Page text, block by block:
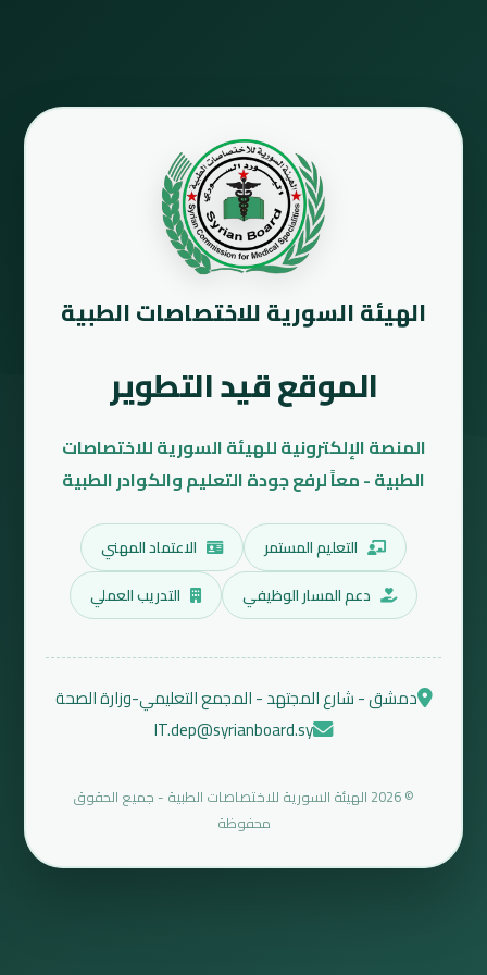
الهيئة السورية للاختصاصات الطبية
الموقع قيد التطوير
المنصة الإلكترونية للهيئة السورية للاختصاصات
الطبية - معاً لرفع جودة التعليم والكوادر الطبية
التعليم المستمر
الاعتماد المهني
دعم المسار الوظيفي
التدريب العملي
دمشق - شارع المجتهد - المجمع التعليمي-وزارة الصحة
IT.dep@syrianboard.sy
© 2026 الهيئة السورية للاختصاصات الطبية - جميع الحقوق
محفوظة